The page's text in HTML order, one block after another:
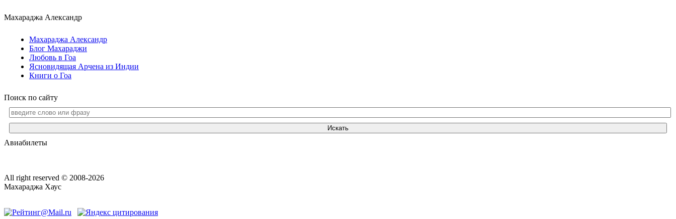
Махараджа Александр
Махараджа Александр
Блог Махараджи
Любовь в Гоа
Ясновидящая Арчена из Индии
Книги о Гоа
Поиск по сайту
Искать
Авиабилеты
All right reserved © 2008-2026
Махараджа Хаус